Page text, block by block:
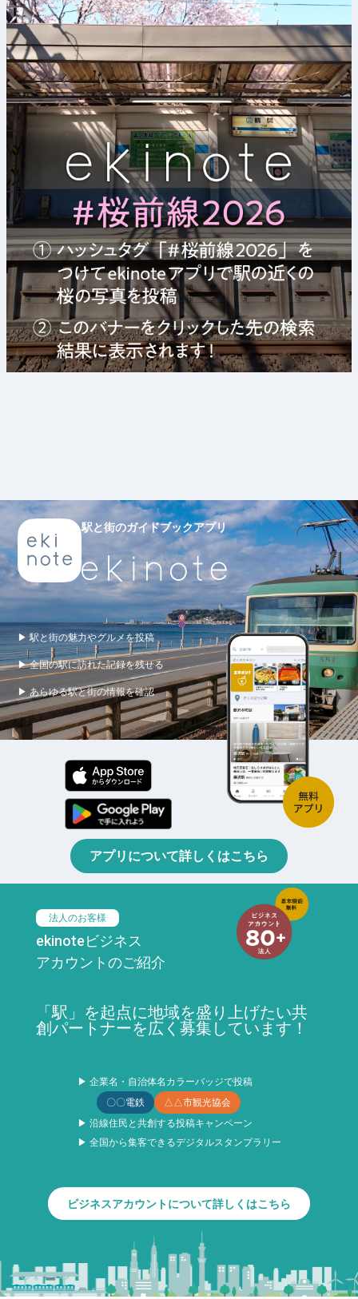
駅と街のガイドブックアプリ
▶ 駅と街の魅力やグルメを投稿
▶ 全国の駅に訪れた記録を残せる
▶ あらゆる駅と街の情報を確認
アプリについて詳しくはこちら
法人のお客様
ekinoteビジネス
アカウントのご紹介
「駅」を起点に地域を盛り上げたい共
創パートナーを広く募集しています！
▶ 企業名・自治体名カラーバッジで投稿
〇〇電鉄
△△市観光協会
▶ 沿線住民と共創する投稿キャンペーン
▶ 全国から集客できるデジタルスタンプラリー
ビジネスアカウントについて詳しくはこちら